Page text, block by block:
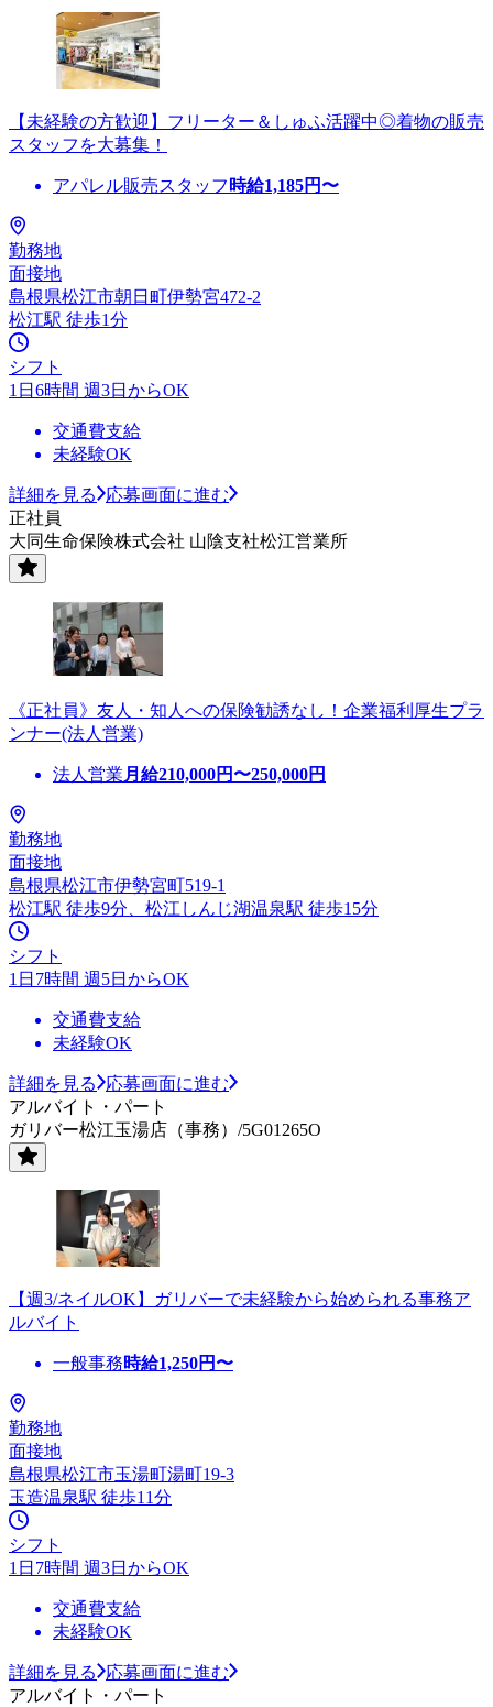
【未経験の方歓迎】フリーター＆しゅふ活躍中◎着物の販売
スタッフを大募集！
アパレル販売スタッフ 時給1,185円〜
勤務地
面接地
島根県松江市朝日町伊勢宮472-2
松江駅 徒歩1分
シフト
1日6時間 週3日からOK
交通費支給
未経験OK
詳細を見る
応募画面に進む
正社員
大同生命保険株式会社 山陰支社松江営業所
《正社員》友人・知人への保険勧誘なし！企業福利厚生プラ
ンナー(法人営業)
法人営業 月給210,000円〜250,000円
勤務地
面接地
島根県松江市伊勢宮町519-1
松江駅 徒歩9分、松江しんじ湖温泉駅 徒歩15分
シフト
1日7時間 週5日からOK
交通費支給
未経験OK
詳細を見る
応募画面に進む
アルバイト・パート
ガリバー松江玉湯店（事務）/5G01265O
【週3/ネイルOK】ガリバーで未経験から始められる事務ア
ルバイト
一般事務時給1,250円〜
勤務地
面接地
島根県松江市玉湯町湯町19-3
玉造温泉駅 徒歩11分
シフト
1日7時間 週3日からOK
交通費支給
未経験OK
詳細を見る
応募画面に進む
アルバイト・パート